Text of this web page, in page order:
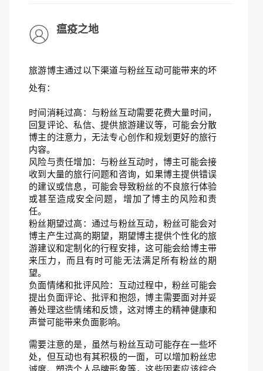
瘟疫之地
旅游博主通过以下渠道与粉丝互动可能带来的坏
处有：
时间消耗过高：与粉丝互动需要花费大量时间，
回复评论、私信、提供旅游建议等，可能会分散
博主的注意力，无法专心创作和规划更好的旅行
内容。
风险与责任增加：与粉丝互动时，博主可能会接
收到大量的旅行问题和咨询，如果博主提供错误
的建议或信息，可能会导致粉丝的不良旅行体验
或甚至造成安全问题，增加了博主的风险和责
任。
粉丝期望过高：通过与粉丝互动，粉丝可能会对
博主产生过高的期望，期望博主提供个性化的旅
游建议和定制化的行程安排，这可能会给博主带
来压力，而且有时可能无法满足所有粉丝的期
望。
负面情绪和批评风险：互动过程中，粉丝可能会
提出负面评论、批评和抱怨，博主需要面对并妥
善处理这些情绪和反馈，这对博主的精神健康和
声誉可能带来负面影响。
需要注意的是，虽然与粉丝互动可能存在一些坏
处，但互动也有其积极的一面，可以增加粉丝忠
诚度、塑造个人品牌形象等，这些因素应该综合